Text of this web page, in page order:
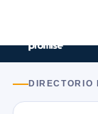
DIRECTORIO